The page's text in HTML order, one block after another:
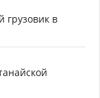
грузовик в